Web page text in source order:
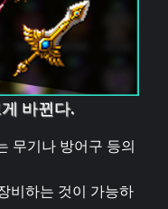
바뀐다.
무기나 방어구 등의
비하는 것이 가능하